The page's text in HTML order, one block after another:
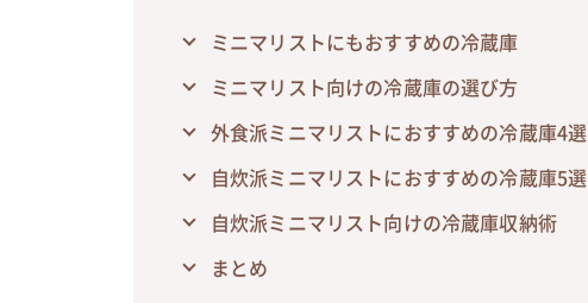
ミニマリストにもおすすめの冷蔵庫
ミニマリスト向けの冷蔵庫の選び方
外食派ミニマリストにおすすめの冷蔵庫4選
自炊派ミニマリストにおすすめの冷蔵庫5選
自炊派ミニマリスト向けの冷蔵庫収納術
まとめ